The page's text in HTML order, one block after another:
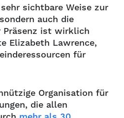
sichtbare Weise zur
auch die
Präsenz ist wirklich
Elizabeth Lawrence,
für
Organisation für
die allen